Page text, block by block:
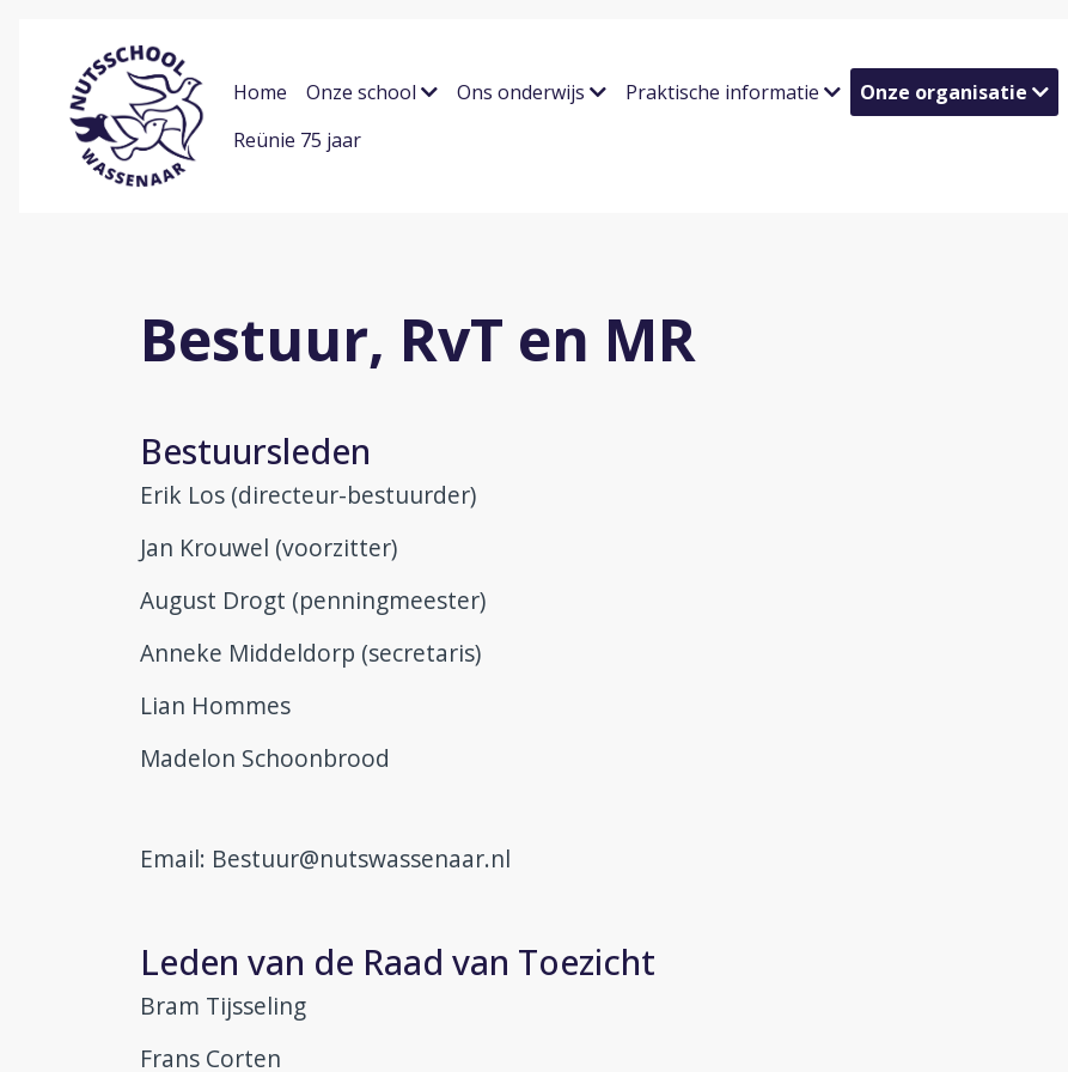
Home Onze school Ons onderwijs Praktische informatie Onze organisatie
Reünie 75 jaar
Bestuur, RvT en MR
Bestuursleden
Erik Los (directeur-bestuurder)
Jan Krouwel (voorzitter)
August Drogt (penningmeester)
Anneke Middeldorp (secretaris)
Lian Hommes
Madelon Schoonbrood
Email: Bestuur@nutswassenaar.nl
Leden van de Raad van Toezicht
Bram Tijsseling
Frans Corten